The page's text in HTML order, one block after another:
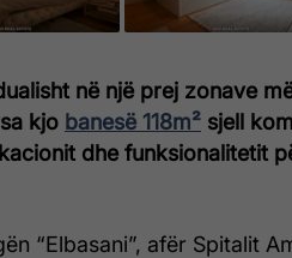
në një prej zonave
kjo banesë 118m² sjell
dhe funksionalitetit
“Elbasani”, afër Spitalit